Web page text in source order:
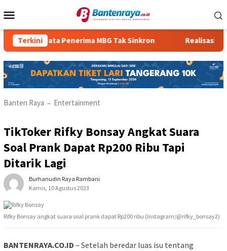
ke
Mobile
Terkini
Data Penerima MBG Tak Sinkron Realisasi PBBP2
Banten Raya – Entertainment
TikToker Rifky Bonsay Angkat Suara
Soal Prank Dapat Rp200 Ribu Tapi
Ditarik Lagi
Burhanudin Raya Rambani
Kamis, 10 Agustus 2023
Rifky Bonsay angkat suara soal prank dapat Rp200 ribu (Instagram/@rifky_bonsay2)
BANTENRAYA.CO.ID – Setelah beredar luas isu tentang